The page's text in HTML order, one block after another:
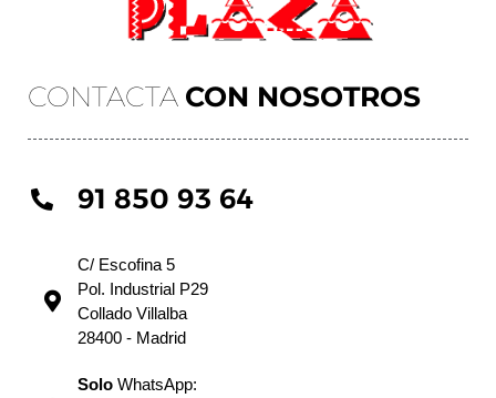
CONTACTA CON NOSOTROS
91 850 93 64
C/ Escofina 5
Pol. Industrial P29
Collado Villalba
28400 - Madrid
Solo WhatsApp: